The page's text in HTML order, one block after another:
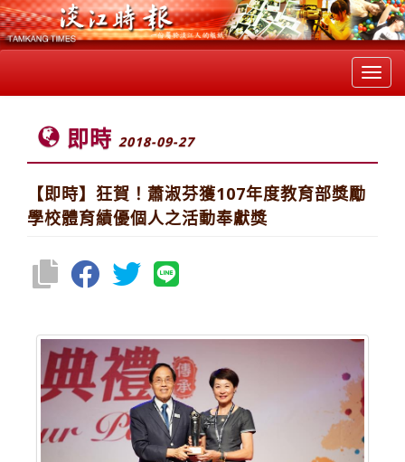
即時 2018-09-27
【即時】狂賀！蕭淑芬獲107年度教育部獎勵
學校體育績優個人之活動奉獻獎